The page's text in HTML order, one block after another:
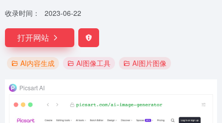
收录时间： 2023-06-22
打开网站
AI内容生成 AI图像工具 AI图片图像
Picsart AI